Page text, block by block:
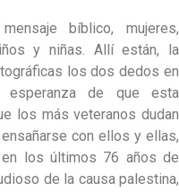
bíblico, mujeres,
y niñas. Allí están, la
los dos dedos en
de que esta
los más veteranos dudan
con ellos y ellas,
los últimos 76 años de
de la causa palestina,